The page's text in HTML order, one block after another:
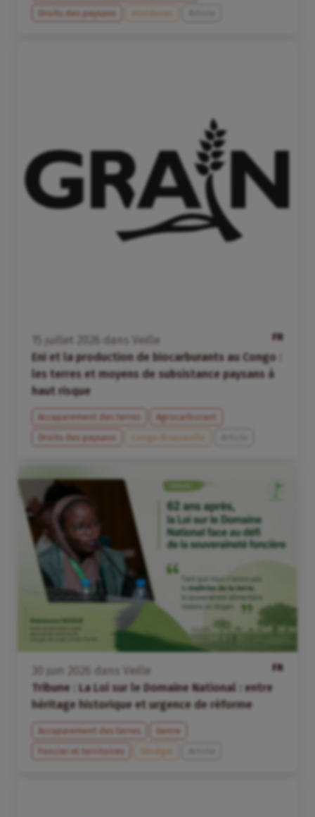
Droits des paysans
Honduras
FR
juillet dans
Veille
Eni et la production de biocarburants au Congo :
les terres et moyens de subsistance paysans à
haut risque
Accaparement des terres
Agrocarburant
Droits des paysans
Congo Brazzaville
FR
juin dans
Veille
Tribune : La Loi sur le Domaine National : entre
héritage historique et urgence de réforme
Accaparement des terres
Genre
Foncier et territoires
Sénégal